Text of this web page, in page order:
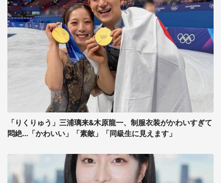
「りくりゅう」三浦璃来&木原龍一、制服衣装がかわいすぎて
悶絶...「かわいい」「素敵」「同級生に見えます」